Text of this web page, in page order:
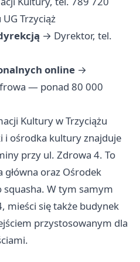
Trzyciąż
→ Dyrektor, tel.
online →
— ponad 80 000
Kultury w Trzyciążu
i ośrodka kultury znajduje
przy ul. Zdrowa 4. To
główna oraz Ośrodek
squasha. W tym samym
mieści się także budynek
przystosowanym dla